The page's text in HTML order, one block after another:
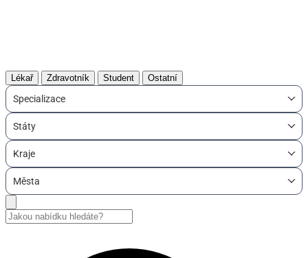
Lékař Zdravotník Student Ostatní
Specializace
Státy
Kraje
Města